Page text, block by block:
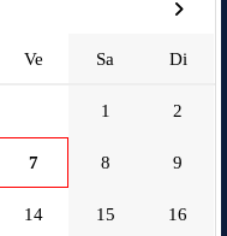
Ve Sa Di
1 2
7 8 9
14 15 16